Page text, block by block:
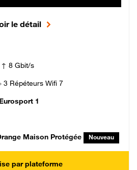
le détail
8 Gbit/s
3 Répéteurs Wifi 7
Eurosport 1
Maison Protégée Nouveau
par plateforme